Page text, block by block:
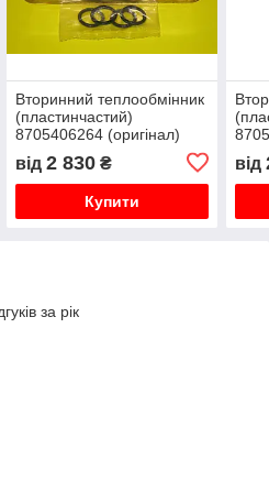
Вторинний теплообмінник
(пластинчастий)
8705406264 (оригінал)
Euroline ZW23 AE/KE
від 2 830₴
Купити
AE/
від
за рік